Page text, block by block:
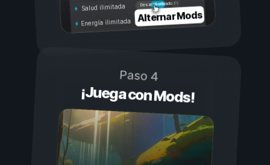
Activado
Desactivado
Salud ilimitada
Energía ilimitada Alternar Mods
Paso 4
¡Juega con Mods!